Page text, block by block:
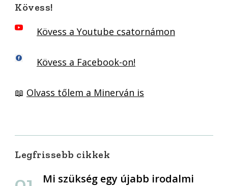
Kövess!
Kövess a Youtube csatornámon
Kövess a Facebook-on!
📖 Olvass tőlem a Minerván is
Legfrissebb cikkek
Mi szükség egy újabb irodalmi